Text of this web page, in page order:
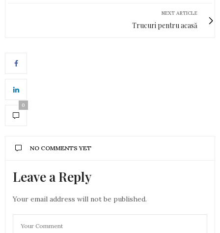
NEXT ARTICLE
Trucuri pentru acasă
0
NO COMMENTS YET
Leave a Reply
Your email address will not be published.